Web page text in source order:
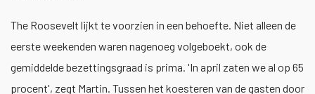
The Roosevelt lijkt te voorzien in een behoefte. Niet alleen de
eerste weekenden waren nagenoeg volgeboekt, ook de
gemiddelde bezettingsgraad is prima. 'In april zaten we al op 65
procent', zegt Martin. Tussen het koesteren van de gasten door